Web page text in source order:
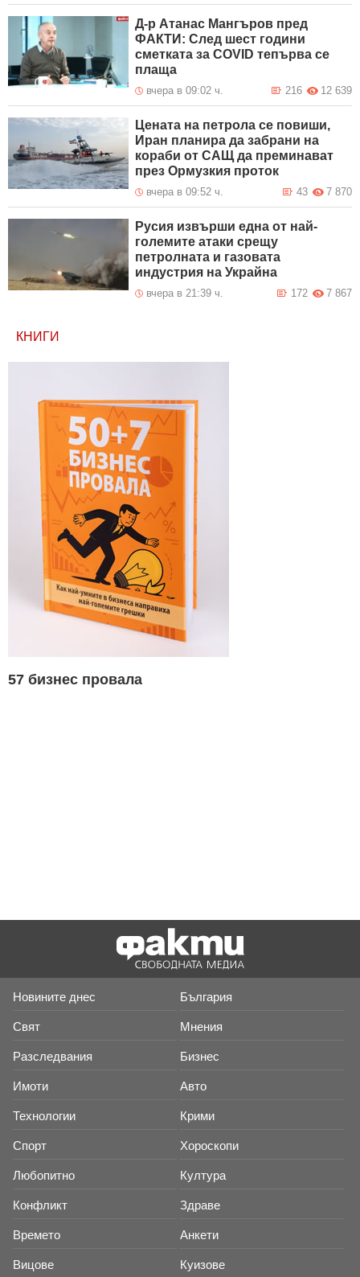
Д-р Атанас Мангъров пред
ФАКТИ: След шест години
сметката за COVID тепърва се
плаща
вчера в 09:02 ч. 12 639
216
Цената на петрола се повиши,
Иран планира да забрани на
кораби от САЩ да преминават
през Ормузкия проток
вчера в 09:52 ч. 7 870
43
Русия извърши една от най-
големите атаки срещу
петролната и газовата
индустрия на Украйна
вчера в 21:39 ч. 7 867
172
КНИГИ
57 бизнес провала
Новините днес България
Свят Мнения
Разследвания Бизнес
Имоти Авто
Технологии Крими
Спорт Хороскопи
Любопитно Култура
Конфликт Здраве
Времето Анкети
Вицове Куизове